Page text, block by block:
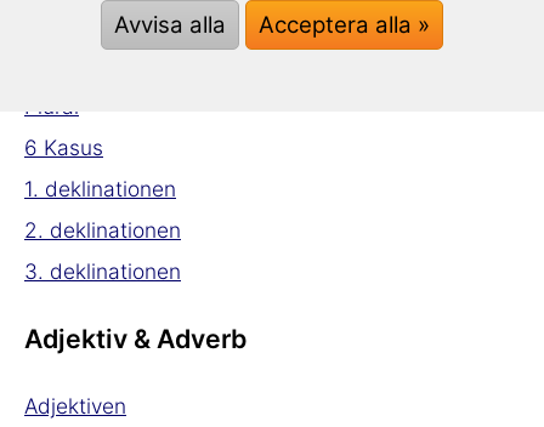
Plural
6 Kasus
1. deklinationen
2. deklinationen
3. deklinationen
Adjektiv & Adverb
Adjektiven
Avvisa alla Acceptera alla »